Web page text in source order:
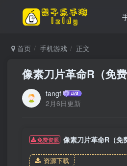
首页 手机游戏 正文
像素刀片革命R（免费
tangf
2月6日更新
免费资源 像素刀片革命R（免
资源下载